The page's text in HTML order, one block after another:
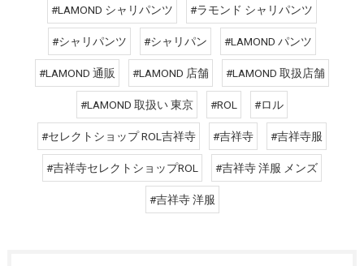
#LAMOND シャリパンツ #ラモンド シャリパンツ
#シャリパンツ #シャリパン #LAMOND パンツ
#LAMOND 通販 #LAMOND 店舗 #LAMOND 取扱店舗
#LAMOND 取扱い 東京 #ROL #ロル
#セレクトショップ ROL吉祥寺 #吉祥寺 #吉祥寺服
#吉祥寺セレクトショップROL #吉祥寺 洋服 メンズ
#吉祥寺 洋服